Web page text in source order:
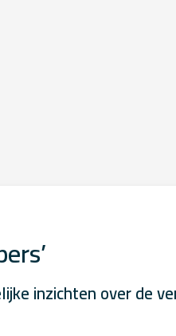
inzichten over de